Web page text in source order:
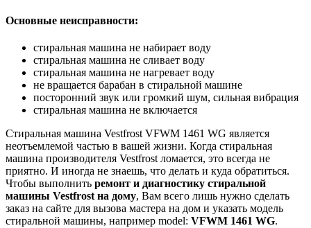
Основные неисправности:
стиральная машина не набирает воду
стиральная машина не сливает воду
стиральная машина не нагревает воду
не вращается барабан в стиральной машине
посторонний звук или громкий шум, сильная вибрация
стиральная машина не включается
Стиральная машина Vestfrost VFWM 1461 WG является
неотъемлемой частью в вашей жизни. Когда стиральная
машина производителя Vestfrost ломается, это всегда не
приятно. И иногда не знаешь, что делать и куда обратиться.
Чтобы выполнить ремонт и диагностику стиральной
машины Vestfrost на дому, Вам всего лишь нужно сделать
заказ на сайте для вызова мастера на дом и указать модель
стиральной машины, например model: VFWM 1461 WG.